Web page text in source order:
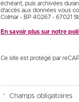
échéant, puis archivées
d'accès aux données vous
Colmar - BP 40267 - 67021
En savoir plus sur notre
Ce site est protégé par
* Champs obligatoires